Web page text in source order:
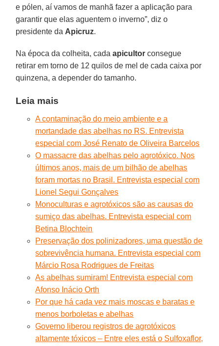
e pólen, aí vamos de manhã fazer a aplicação para
garantir que elas aguentem o inverno”, diz o
presidente daApicruz.
Na época da colheita, cadaapicultor consegue
retirar em torno de 12 quilos de mel de cada caixa por
quinzena, a depender do tamanho.
Leia mais
A contaminação do meio ambiente e a
mortandade das abelhas no RS. Entrevista
especial com José Renato de Oliveira Barcelos
O massacre das abelhas pelo agrotóxico. Nos
últimos anos, mais de um bilhão de abelhas
foram mortas no Brasil. Entrevista especial com
Lionel Segui Gonçalves
Monoculturas e agrotóxicos são as causas do
sumiço das abelhas. Entrevista especial com
Betina Blochtein
Preservação dos polinizadores, uma questão de
sobrevivência humana. Entrevista especial com
Márcio Rosa Rodrigues de Freitas
As abelhas sumiram! Entrevista especial com
Afonso Inácio Orth
Por que há cada vez mais moscas e baratas e
menos borboletas e abelhas
Governo liberou registros de agrotóxicos
altamente tóxicos – Entre eles está o Sulfoxaflor,